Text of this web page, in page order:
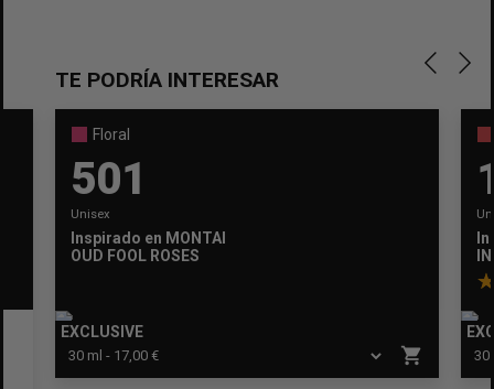
TE PODRÍA INTERESAR
Floral
501
Unisex
Inspirado en MONTALE
OUD FOOL ROSES
EXCLUSIVE
shopping_cart